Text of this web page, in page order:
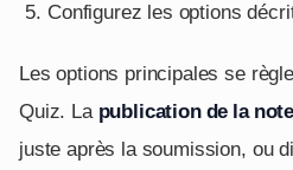
Configurez les options
Les options principales se
Quiz. La publication de la note
juste après la soumission, ou